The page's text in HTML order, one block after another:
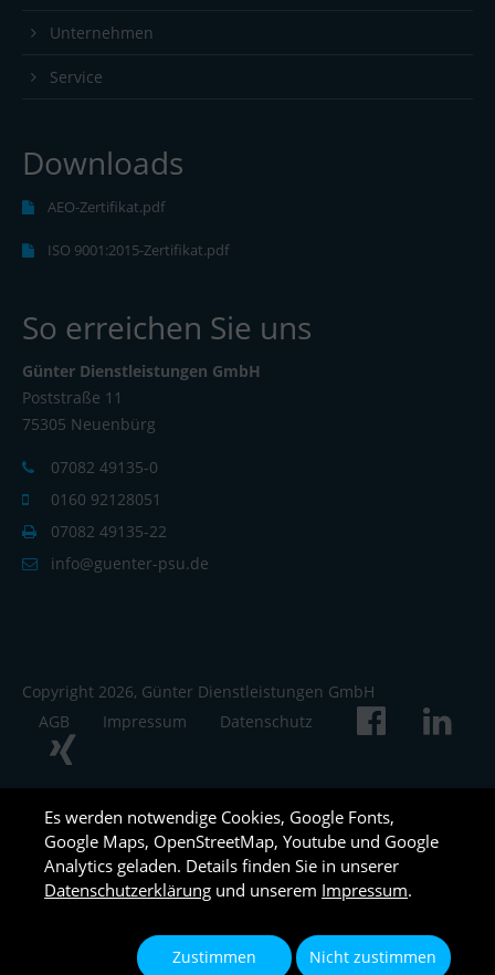
Unternehmen
Service
Downloads
AEO-Zertifikat.pdf
ISO 9001:2015-Zertifikat.pdf
So erreichen Sie uns
Günter Dienstleistungen GmbH
Poststraße 11
75305 Neuenbürg
07082 49135-0
0160 92128051
07082 49135-22
info@guenter-psu.de
Copyright 2026, Günter Dienstleistungen GmbH
AGB
Impressum Datenschutz
Es werden notwendige Cookies, Google Fonts,
Google Maps, OpenStreetMap, Youtube und Google
Analytics geladen. Details finden Sie in unserer
Datenschutzerklärung und unserem Impressum.
Zustimmen Nicht zustimmen